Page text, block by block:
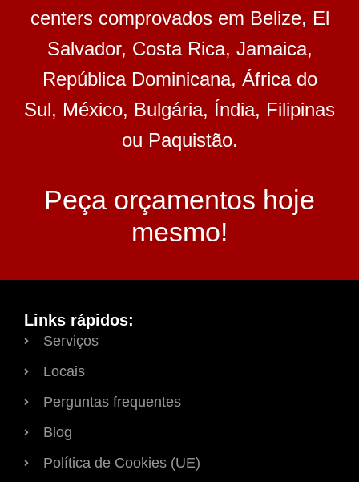
centers comprovados em Belize, El
Salvador, Costa Rica, Jamaica,
República Dominicana, África do
Sul, México, Bulgária, Índia, Filipinas
ou Paquistão.
Peça orçamentos hoje
mesmo!
Links rápidos:
Serviços
Locais
Perguntas frequentes
Blog
Política de Cookies (UE)